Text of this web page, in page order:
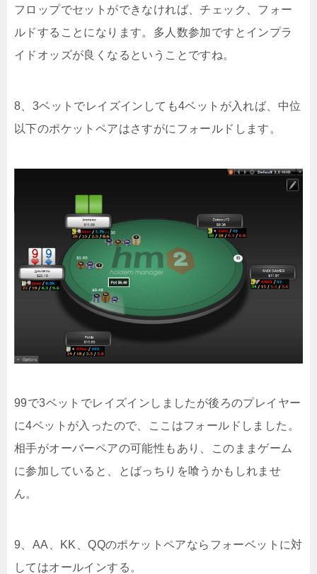
フロップでセットができなければ、チェック、フォー
ルドすることになります。多人数参加ですとインプラ
イドオッズが良くなるということですね。
8、3ベットでレイズインしても4ベットが入れば、中位
以下のポケットペアはさすがにフォールドします。
99で3ベットでレイズインしましたが後ろのプレイヤー
に4ベットが入ったので、ここはフォールドしました。
相手がオーバーペアの可能性もあり、このままゲーム
に参加していると、とばっちりを喰うかもしれませ
ん。
9、AA、KK、QQのポケットペアならフォーベットに対
してはオールインする。